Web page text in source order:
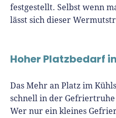
festgestellt. Selbst wenn
lässt sich dieser
Hoher Platzbedarf
Das Mehr an Platz im
schnell in der
Wer nur ein kleines